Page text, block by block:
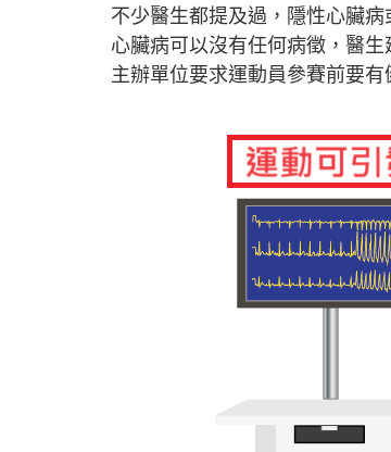
不少醫生都提及過，隱性心臟
心臟病可以沒有任何病徵，醫
主辦單位要求運動員參賽前要有